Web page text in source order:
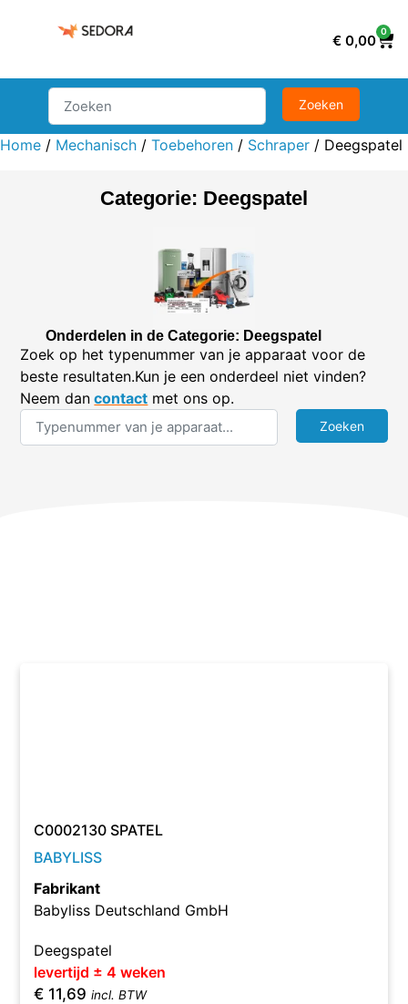
€ 0,00
0
Home / Mechanisch / Toebehoren / Schraper / Deegspatel
Categorie: Deegspatel
Onderdelen in de Categorie: Deegspatel
Zoek op het typenummer van je apparaat voor de
beste resultaten.Kun je een onderdeel niet vinden?
Neem dan contact met ons op.
C0002130 SPATEL
BABYLISS
Fabrikant
Babyliss Deutschland GmbH
Deegspatel
levertijd ± 4 weken
€ 11,69 incl. BTW